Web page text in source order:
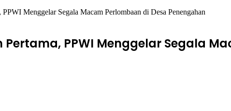
Menggelar Segala Macam Perlombaan di Desa Penengahan
PPWI Menggelar Segala